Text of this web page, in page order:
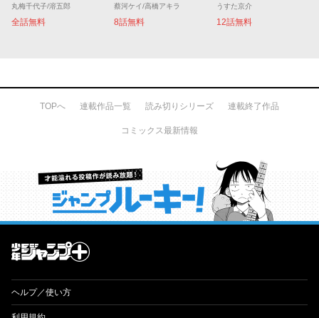
丸梅千代子/溶五郎
全話無料
蔡河ケイ/高橋アキラ
8話無料
うすた京介
12話無料
TOPへ 連載作品一覧 読み切りシリーズ 連載終了作品
コミックス最新情報
才能溢れる投稿作が読み放題！ ジャンプルーキー！
ヘルプ／使い方